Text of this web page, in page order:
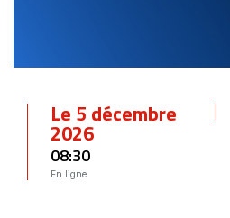
Le 5 décembre
2026
08:30
En ligne